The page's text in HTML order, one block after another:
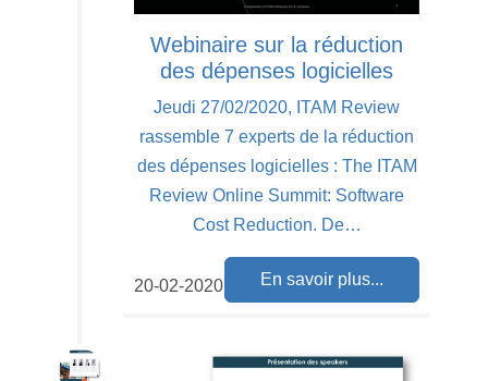
Webinaire sur la réduction
des dépenses logicielles
Jeudi 27/02/2020, ITAM Review
rassemble 7 experts de la réduction
des dépenses logicielles : The ITAM
Review Online Summit: Software
Cost Reduction. De…
En savoir plus...
20-02-2020